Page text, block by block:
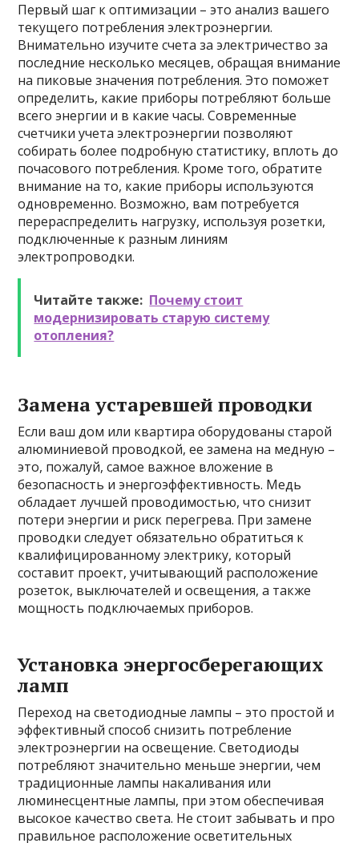
Первый шаг к оптимизации – это анализ вашего
текущего потребления электроэнергии.
Внимательно изучите счета за электричество за
последние несколько месяцев, обращая внимание
на пиковые значения потребления. Это поможет
определить, какие приборы потребляют больше
всего энергии и в какие часы. Современные
счетчики учета электроэнергии позволяют
собирать более подробную статистику, вплоть до
почасового потребления. Кроме того, обратите
внимание на то, какие приборы используются
одновременно. Возможно, вам потребуется
перераспределить нагрузку, используя розетки,
подключенные к разным линиям
электропроводки.
Читайте также: Почему стоит
модернизировать старую систему
отопления?
Замена устаревшей проводки
Если ваш дом или квартира оборудованы старой
алюминиевой проводкой, ее замена на медную –
это, пожалуй, самое важное вложение в
безопасность и энергоэффективность. Медь
обладает лучшей проводимостью, что снизит
потери энергии и риск перегрева. При замене
проводки следует обязательно обратиться к
квалифицированному электрику, который
составит проект, учитывающий расположение
розеток, выключателей и освещения, а также
мощность подключаемых приборов.
Установка энергосберегающих
ламп
Переход на светодиодные лампы – это простой и
эффективный способ снизить потребление
электроэнергии на освещение. Светодиоды
потребляют значительно меньше энергии, чем
традиционные лампы накаливания или
люминесцентные лампы, при этом обеспечивая
высокое качество света. Не стоит забывать и про
правильное расположение осветительных